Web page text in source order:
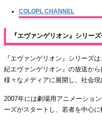
COLOPL CHANNEL
『エヴァンゲリオン』シリー
『エヴァンゲリオン』シリーズ
紀エヴァンゲリオン』の放送か
様々なメディアに展開し、社会
2007年には劇場用アニメーショ
ーズがスタートし、若者を中心